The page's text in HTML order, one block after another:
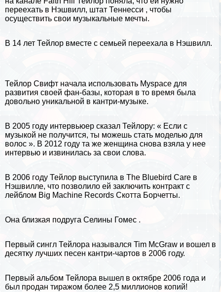
переехать в Нэшвилл, штат Теннесси , чтобы
осуществить свои музыкальные мечты.
В 14 лет Тейлор вместе с семьей переехала в Нэшвилл.
Тейлор Свифт начала использовать Myspace для
развития своей фан-базы, которая в то время была
довольно уникальной в кантри-музыке.
В 2005 году интервьюер сказал Тейлору: « Если с
музыкой не получится, ты можешь стать моделью для
волос ». В 2012 году та же женщина снова взяла у нее
интервью и извинилась за свои слова.
В 2006 году Тейлор выступила в The Bluebird Care в
Нэшвилле, что позволило ей заключить контpaкт с
лейблом Big Machine Records Скотта Борчетты.
Она близкая подруга Селины Гомес .
Первый сингл Тейлора назывался Tim McGraw и вошел в
десятку лучших песен кантри-чартов в 2006 году.
Первый альбом Тейлора вышел в октябре 2006 года и
был продан тиражом более 2,5 миллионов копий!